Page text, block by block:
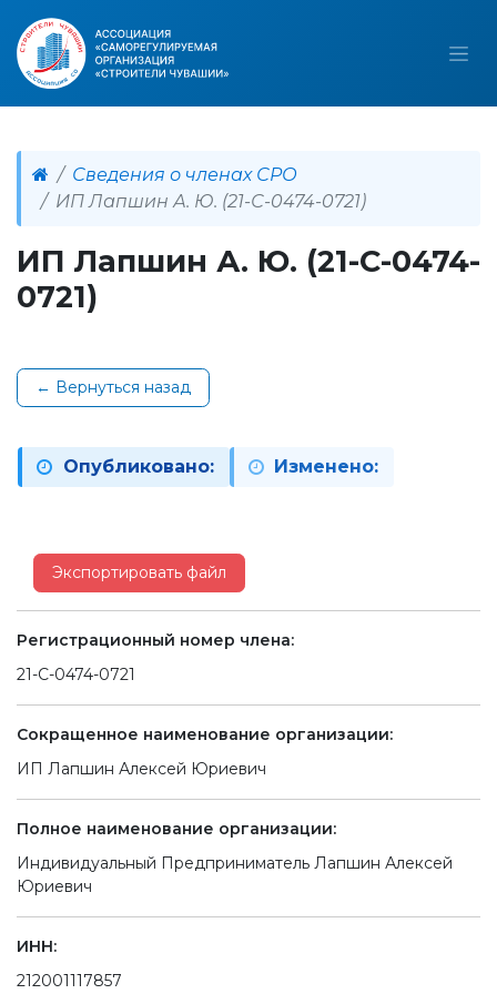
Сведения о членах СРО
ИП Лапшин А. Ю. (21-С-0474-0721)
ИП Лапшин А. Ю. (21-С-0474-
0721)
← Вернуться назад
Опубликовано: Изменено:
Экспортировать файл
Регистрационный номер члена:
21-С-0474-0721
Сокращенное наименование организации:
ИП Лапшин Алексей Юриевич
Полное наименование организации:
Индивидуальный Предприниматель Лапшин Алексей
Юриевич
ИНН:
212001117857